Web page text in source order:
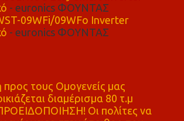
- euronics ΦΟΥΝΤΑΣ
09WFi/09WFo Inverter
- euronics ΦΟΥΝΤΑΣ
τους Ομογενείς μας
διαμέρισμα 80 τ.μ
Οι πολίτες να